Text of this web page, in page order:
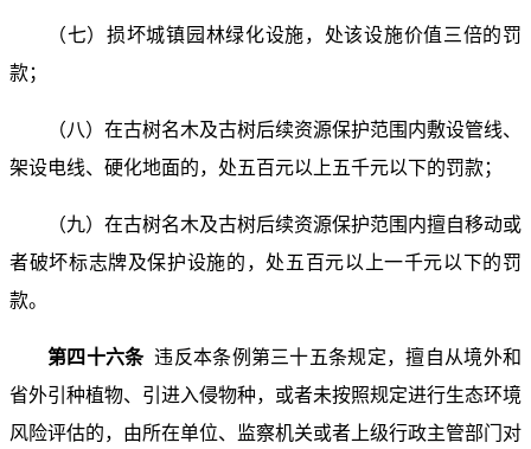
（七）损坏城镇园林绿化设施，处该设施价值三倍的罚
款；
（八）在古树名木及古树后续资源保护范围内敷设管线、
架设电线、硬化地面的，处五百元以上五千元以下的罚款；
（九）在古树名木及古树后续资源保护范围内擅自移动或
者破坏标志牌及保护设施的，处五百元以上一千元以下的罚
款。
第四十六条违反本条例第三十五条规定，擅自从境外和
省外引种植物、引进入侵物种，或者未按照规定进行生态环境
风险评估的，由所在单位、监察机关或者上级行政主管部门对